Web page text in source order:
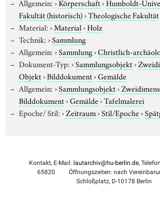
Allgemein:›Körperschaft›Humboldt-
Fakultät (historisch)›Theologische Fakultät
Material:›Material›Holz
Technik:›Sammlung
Allgemein:›Sammlung›Christlich-
Dokument-Typ:›Sammlungsobjekt›
Objekt›Bilddokument›Gemälde
Allgemein:›Sammlungsobjekt›
Bilddokument›Gemälde›Tafelmalerei
Epoche/ Stil:›Zeitraum›Stil/Epoche›
Kontakt, E-Mail: lautarchiv@hu-berlin.de,
65820
Öffnungszeiten: nach
Schloßplatz, D-10178 Berlin